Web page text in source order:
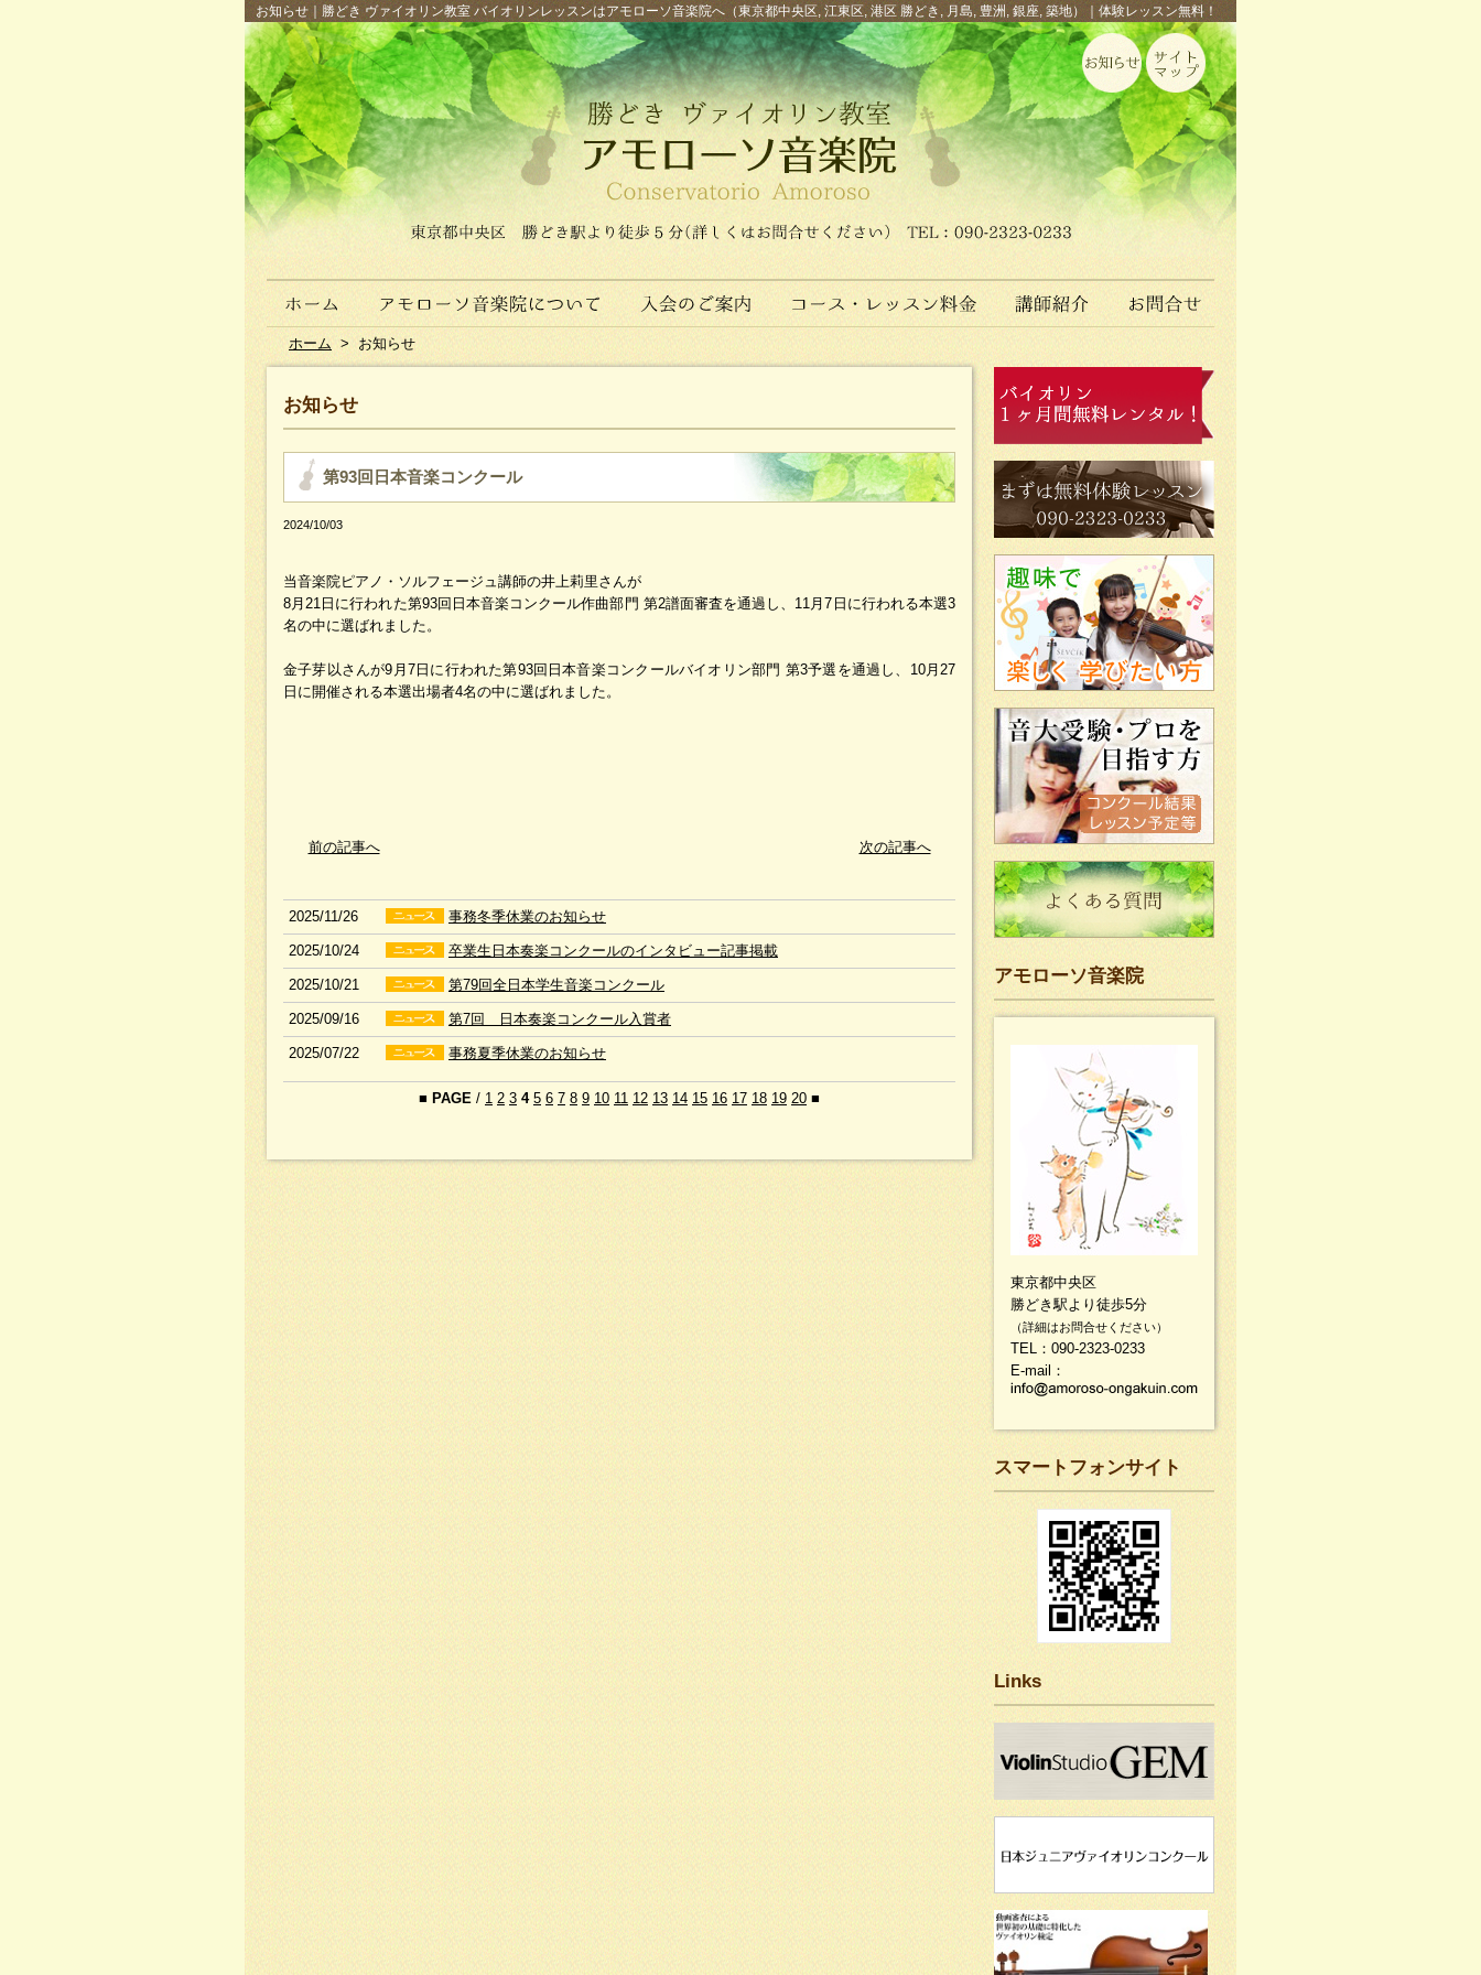
お知らせ｜勝どき ヴァイオリン教室 バイオリンレッスンはアモローソ音楽院へ（東京都中央区, 江東区, 港区 勝どき, 月島, 豊洲, 銀座, 築地）｜体験レッスン無料！
ホーム > お知らせ
お知らせ
第93回日本音楽コンクール
2024/10/03
当音楽院ピアノ・ソルフェージュ講師の井上莉里さんが
8月21日に行われた第93回日本音楽コンクール作曲部門 第2譜面審査を通過し、11月7日に行われる本選3
名の中に選ばれました。
金子芽以さんが9月7日に行われた第93回日本音楽コンクールバイオリン部門 第3予選を通過し、10月27
日に開催される本選出場者4名の中に選ばれました。
前の記事へ 次の記事へ
2025/11/26 事務冬季休業のお知らせ
2025/10/24 卒業生日本奏楽コンクールのインタビュー記事掲載
2025/10/21 第79回全日本学生音楽コンクール
2025/09/16 第7回 日本奏楽コンクール入賞者
2025/07/22 事務夏季休業のお知らせ
■ PAGE / 1 2 3 4 5 6 7 8 9 10 11 12 13 14 15 16 17 18 19 20 ■
アモローソ音楽院
東京都中央区
勝どき駅より徒歩5分
（詳細はお問合せください）
TEL：090-2323-0233
E-mail：
スマートフォンサイト
Links